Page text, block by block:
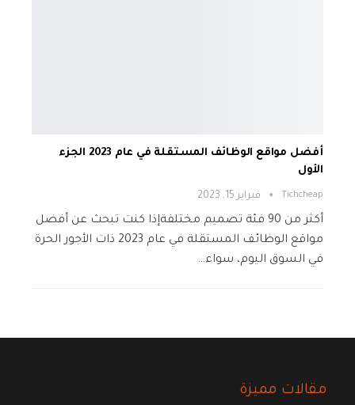
أفضل مواقع الوظائف المستقلة في عام 2023 الجزء
الأول
Tichcheap فبراير 15, 2023
أكثر من 90 فئة تصميم مختلفةإذا كنت تبحث عن أفضل
مواقع الوظائف المستقلة في عام 2023 ذات الأجور الحرة
في السوق اليوم، سواء…
مقالات مميزة